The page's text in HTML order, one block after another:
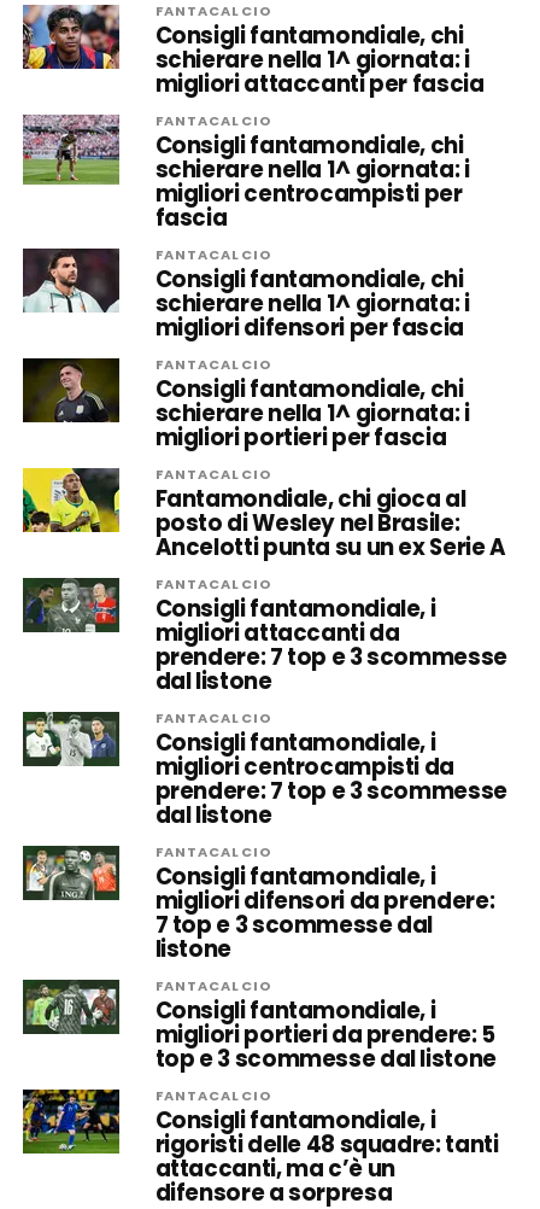
FANTACALCIO
Consigli fantamondiale, chi
schierare nella 1^ giornata: i
migliori attaccanti per fascia
FANTACALCIO
Consigli fantamondiale, chi
schierare nella 1^ giornata: i
migliori centrocampisti per
fascia
FANTACALCIO
Consigli fantamondiale, chi
schierare nella 1^ giornata: i
migliori difensori per fascia
FANTACALCIO
Consigli fantamondiale, chi
schierare nella 1^ giornata: i
migliori portieri per fascia
FANTACALCIO
Fantamondiale, chi gioca al
posto di Wesley nel Brasile:
Ancelotti punta su un ex Serie A
FANTACALCIO
Consigli fantamondiale, i
migliori attaccanti da
prendere: 7 top e 3 scommesse
dal listone
FANTACALCIO
Consigli fantamondiale, i
migliori centrocampisti da
prendere: 7 top e 3 scommesse
dal listone
FANTACALCIO
Consigli fantamondiale, i
migliori difensori da prendere:
7 top e 3 scommesse dal
listone
FANTACALCIO
Consigli fantamondiale, i
migliori portieri da prendere: 5
top e 3 scommesse dal listone
FANTACALCIO
Consigli fantamondiale, i
rigoristi delle 48 squadre: tanti
attaccanti, ma c’è un
difensore a sorpresa